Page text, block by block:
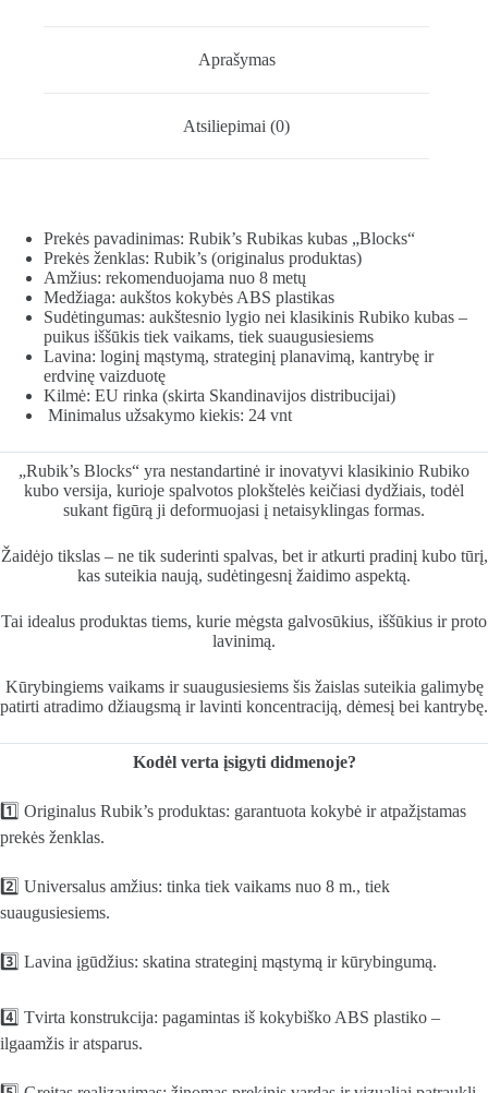
Aprašymas
Atsiliepimai (0)
Prekės pavadinimas: Rubik’s Rubikas kubas „Blocks“
Prekės ženklas: Rubik’s (originalus produktas)
Amžius: rekomenduojama nuo 8 metų
Medžiaga: aukštos kokybės ABS plastikas
Sudėtingumas: aukštesnio lygio nei klasikinis Rubiko kubas –
puikus iššūkis tiek vaikams, tiek suaugusiesiems
Lavina: loginį mąstymą, strateginį planavimą, kantrybę ir
erdvinę vaizduotę
Kilmė: EU rinka (skirta Skandinavijos distribucijai)
Minimalus užsakymo kiekis: 24 vnt
„Rubik’s Blocks“ yra nestandartinė ir inovatyvi klasikinio Rubiko
kubo versija, kurioje spalvotos plokštelės keičiasi dydžiais, todėl
sukant figūrą ji deformuojasi į netaisyklingas formas.
Žaidėjo tikslas – ne tik suderinti spalvas, bet ir atkurti pradinį kubo tūrį,
kas suteikia naują, sudėtingesnį žaidimo aspektą.
Tai idealus produktas tiems, kurie mėgsta galvosūkius, iššūkius ir proto
lavinimą.
Kūrybingiems vaikams ir suaugusiesiems šis žaislas suteikia galimybę
patirti atradimo džiaugsmą ir lavinti koncentraciją, dėmesį bei kantrybę.
Kodėl verta įsigyti didmenoje?
1️⃣ Originalus Rubik’s produktas: garantuota kokybė ir atpažįstamas
prekės ženklas.
2️⃣ Universalus amžius: tinka tiek vaikams nuo 8 m., tiek
suaugusiesiems.
3️⃣ Lavina įgūdžius: skatina strateginį mąstymą ir kūrybingumą.
4️⃣ Tvirta konstrukcija: pagamintas iš kokybiško ABS plastiko –
ilgaamžis ir atsparus.